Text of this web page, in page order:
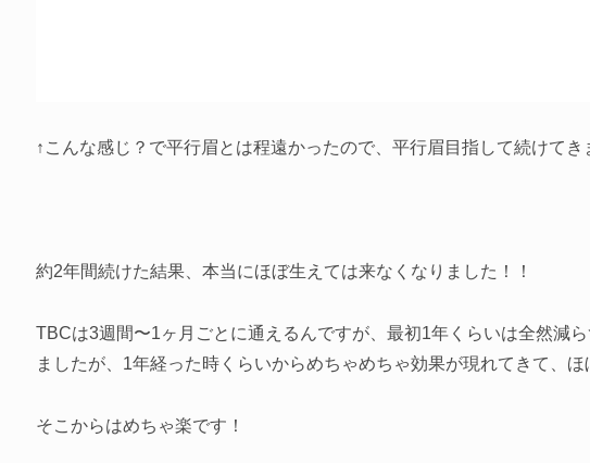
↑こんな感じ？で平行眉とは程遠かったので、平行眉目指して続けてき
約2年間続けた結果、本当にほぼ生えては来なくなりました！！
TBCは3週間〜1ヶ月ごとに通えるんですが、最初1年くらいは全然減
ましたが、1年経った時くらいからめちゃめちゃ効果が現れてきて、ほ
そこからはめちゃ楽です！